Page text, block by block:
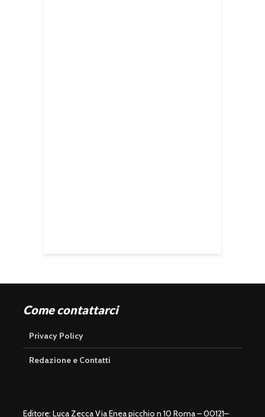
Come contattarci
Privacy Policy
Redazione e Contatti
Editore: Luca Zecca Via Enea picchio n 10 Roma – 00121–